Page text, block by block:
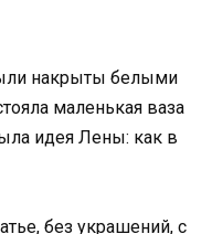
накрыты белыми
маленькая ваза
идея Лены: как в
без украшений, с